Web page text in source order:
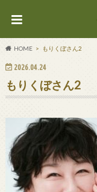
HOME もりくぼさん2
2026.04.24
もりくぼさん2